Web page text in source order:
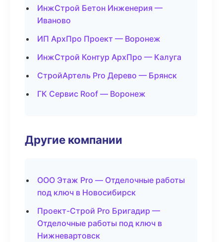
ИнжСтрой Бетон Инженерия —
Иваново
ИП АрхПро Проект — Воронеж
ИнжСтрой Контур АрхПро — Калуга
СтройАртель Pro Дерево — Брянск
ГК Сервис Roof — Воронеж
Другие компании
ООО Этаж Pro — Отделочные работы
под ключ в Новосибирск
Проект-Строй Pro Бригадир —
Отделочные работы под ключ в
Нижневартовск